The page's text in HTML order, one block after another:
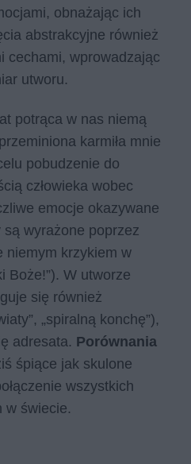
obnażając ich
abstrakcyjne również
cechami, wprowadzając
utworu.
potrąca w nas niemą
karmiła mnie
pobudzenie do
człowieka wobec
emocje okazywane
wyrażone poprzez
niemym krzykiem w
Boże!”). W utworze
się również
„spiralną konchę”),
adresata. Porównania
śpiące jak skulone
wszystkich
w świecie.